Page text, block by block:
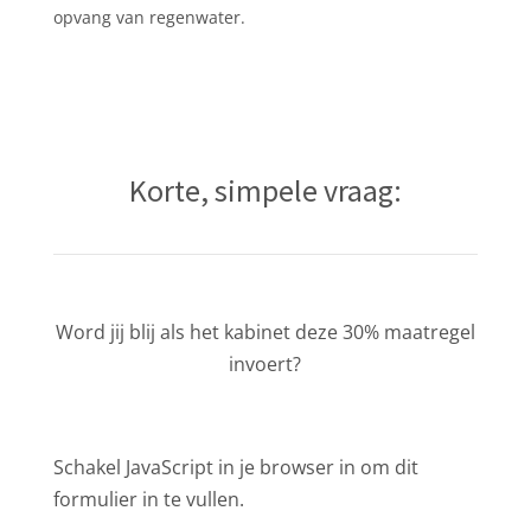
opvang van regenwater.
Korte, simpele vraag:
Word jij blij als het kabinet deze 30% maatregel
invoert?
Schakel JavaScript in je browser in om dit
formulier in te vullen.